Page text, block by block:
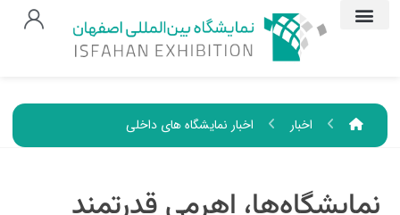
اخبار اخبار نمایشگاه های داخلی
نمایشگاه‌ها، اهرمی قدرتمند